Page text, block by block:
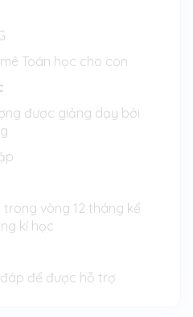
Toán học cho con
được giảng dạy bởi
vòng 12 tháng kể
kí học
để được hỗ trợ